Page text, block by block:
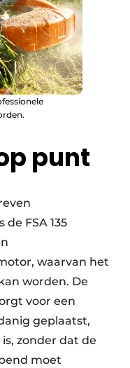
punt
FSA 135
waarvan het
worden. De
voor een
geplaatst,
zonder dat de
moet